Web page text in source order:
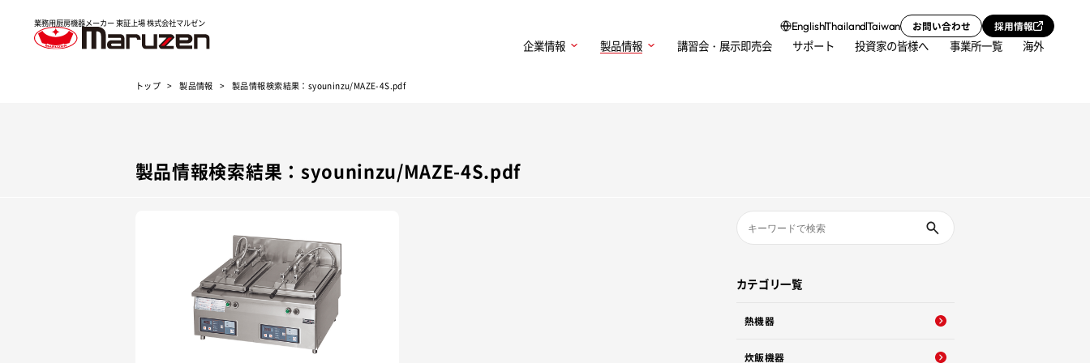
業務用厨房機器メーカー 東証上場株式会社マルゼン
企業情報 製品情報 講習会・展示即売会 サポート 投資家の皆様へ 事業所一覧 海外
EnglishThailandTaiwan お問い合わせ 採用情報
トップ 製品情報 製品情報検索結果：syouninzu/MAZE-4S.pdf
製品情報検索結果：syouninzu/MAZE-4S.pdf
カテゴリ一覧
熱機器
炊飯機器